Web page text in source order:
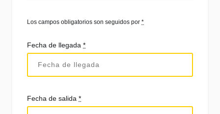
Los campos obligatorios son seguidos por *
Fecha de llegada *
Fecha de salida *